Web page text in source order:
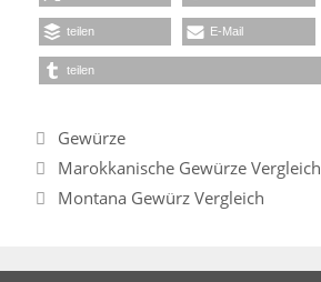
teilen E-Mail
teilen
Kategorien
Gewürze
Marokkanische Gewürze Vergleich
Montana Gewürz Vergleich